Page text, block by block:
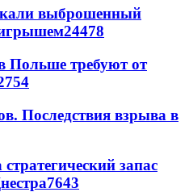
выброшенный
24478
Польше требуют от
Последствия взрыва в
запас
7643